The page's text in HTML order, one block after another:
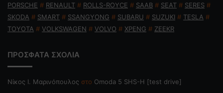
PORSCHE # RENAULT # ROLLS-ROYCE # SAAB # SEAT # SERES #
SKODA # SMART # SSANGYONG # SUBARU # SUZUKI # TESLA #
TOYOTA # VOLKSWAGEN # VOLVO # XPENG # ZEEKR
ΠΡΟΣΦΑΤΑ ΣΧΟΛΙΑ
Nίκος Ι. Mαρινόπουλος στο Omoda 5 SHS-H [test drive]